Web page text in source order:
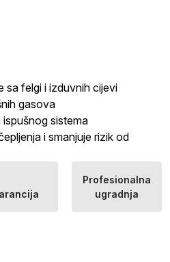
sa felgi i izduvnih cijevi
gasova
sistema
i smanjuje rizik od
Profesionalna
ugradnja